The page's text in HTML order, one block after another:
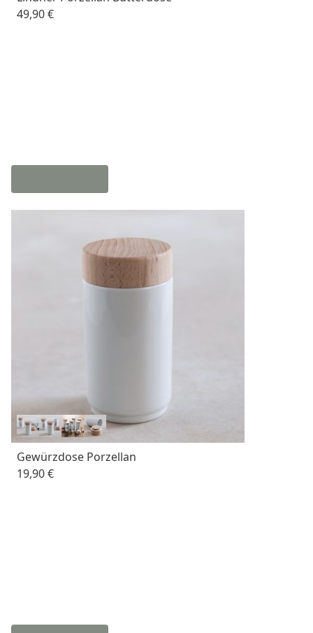
49,90 €
Gewürzdose Porzellan
19,90 €